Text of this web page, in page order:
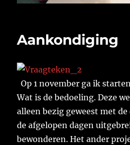
Aankondiging
Op 1 november ga ik
Wat is de bedoeling. Deze
alleen bezig geweest met
de afgelopen dagen
bewonderen. Het ander